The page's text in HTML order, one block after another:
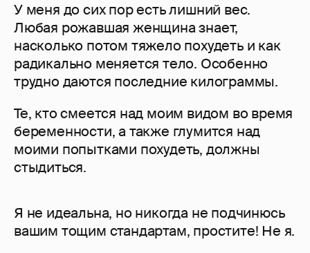
У меня до сих пор есть лишний вес.
Любая рожавшая женщина знает,
насколько потом тяжело похудеть и как
радикально меняется тело. Особенно
трудно даются последние килограммы.
Те, кто смеется над моим видом во время
беременности, а также глумится над
моими попытками похудеть, должны
стыдиться.
Я не идеальна, но никогда не подчинюсь
вашим тощим стандартам, простите! Не я.